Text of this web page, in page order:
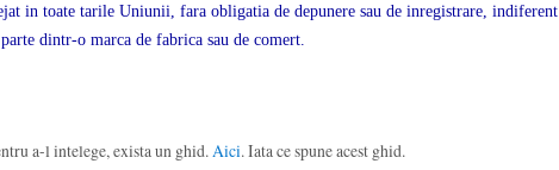
in toate tarile Uniunii, fara obligatia de depunere sau de inregistrare, indiferent
dintr-o marca de fabrica sau de comert.
a-l intelege, exista un ghid. Aici. Iata ce spune acest ghid.